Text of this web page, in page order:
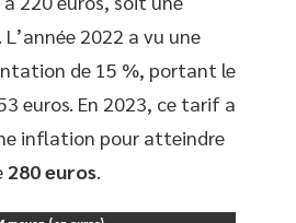
2022 a vu une
de 15 %, portant le
euros. En 2023, ce tarif a
inflation pour atteindre
280 euros